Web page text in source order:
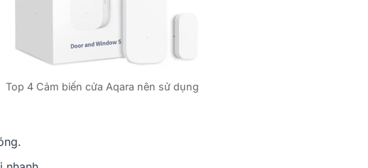
Top 4 Cảm biến cửa Aqara nên sử dụng